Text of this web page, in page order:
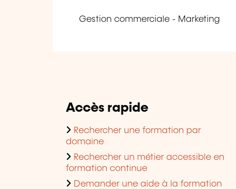
Gestion commerciale - Marketing
Accès rapide
Rechercher une formation par
domaine
Rechercher un métier accessible en
formation continue
Demander une aide à la formation